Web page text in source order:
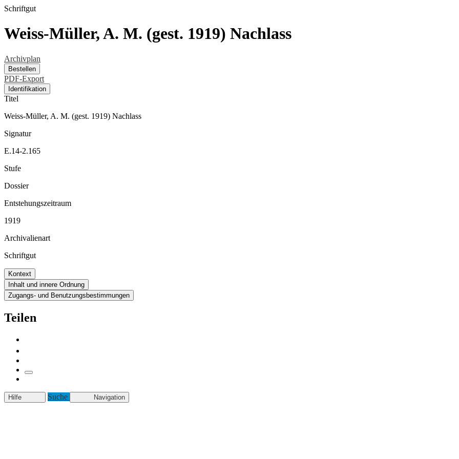
Schriftgut
Weiss-Müller, A. M. (gest. 1919) Nachlass
Archivplan
Bestellen
PDF-Export
Identifikation
Titel
Weiss-Müller, A. M. (gest. 1919) Nachlass
Signatur
E.14-2.165
Stufe
Dossier
Entstehungszeitraum
1919
Archivalienart
Schriftgut
Kontext
Inhalt und innere Ordnung
Zugangs- und Benutzungsbestimmungen
Teilen
Hilfe Suche Navigation